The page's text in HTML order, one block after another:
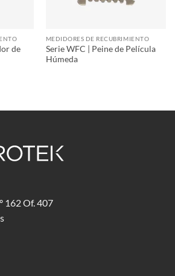
de
MEDIDORES DE RECUBRIMIENTO
Serie WFC | Peine de Película
Húmeda
162 Of. 407